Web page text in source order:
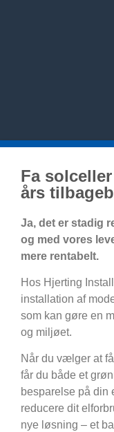
Fa
års
Ja, det er stadig
og med vores
mere rentabelt.
Hos Hjerting
installation af
som kan gøre en
og miljøet.
Når du vælger at
får du både et
besparelse på din
reducere dit
nye løsning – et